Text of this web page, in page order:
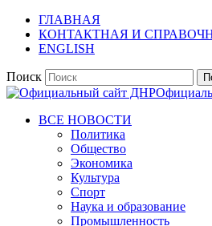
ГЛАВНАЯ
КОНТАКТНАЯ И
ENGLISH
Поиск
ВСЕ НОВОСТИ
Политика
Общество
Экономика
Культура
Спорт
Наука и образование
Промышленность